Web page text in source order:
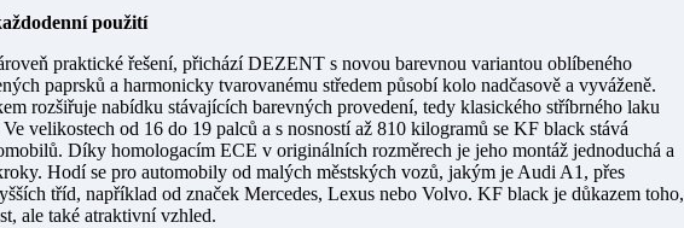
použití
praktické řešení, přichází DEZENT s novou barevnou variantou oblíbeného
paprsků a harmonicky tvarovanému středem působí kolo nadčasově a vyváženě.
rozšiřuje nabídku stávajících barevných provedení, tedy klasického stříbrného laku
velikostech od 16 do 19 palců a s nosností až 810 kilogramů se KF black stává
Díky homologacím ECE v originálních rozměrech je jeho montáž jednoduchá a
Hodí se pro automobily od malých městských vozů, jakým je Audi A1, přes
tříd, například od značek Mercedes, Lexus nebo Volvo. KF black je důkazem toho,
ale také atraktivní vzhled.